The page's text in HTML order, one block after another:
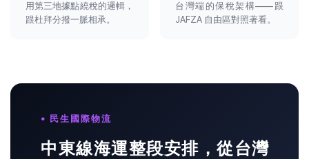
用第三地據點繞稅的邏輯，
跟杜拜分撥一脈相承。
台灣端的保稅架構——跟
JAFZA 自由區對照著看。
• 民生國際物流
中東線海運整段安排，從台灣